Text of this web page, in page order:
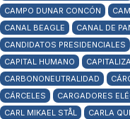
CAMPO DUNAR CONCÓN
CANAL BEAGLE
CANAL DE
CANDIDATOS PRESIDENCIALES
CAPITAL HUMANO
CARBONONEUTRALIDAD
CÁRCELES
CARGADORES
CARL MIKAEL STÅL
CARLA